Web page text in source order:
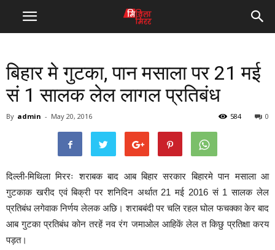
बिहार मे गुटका, पान मसाला पर 21 मई
सं 1 सालक लेल लागल प्रतिबंध
By admin - May 20, 2016 0
584
दिल्ली-मिथिला मिररः शराबक बाद आब बिहार सरकार बिहारमे पान मसाला आ
गुटकाक खरीद एवं बिक्री पर शनिदिन अर्थात 21 मई 2016 सं 1 सालक लेल
प्रतिबंध लगेवाक निर्णय लेलक अछि। शराबबंदी पर चलि रहल घोल फचक्का केर बाद
आब गुटका प्रतिबंध कोन तरहें नव रंग जमाओल आहिकें लेल त किछु प्रतिक्षा करय
पड़त।